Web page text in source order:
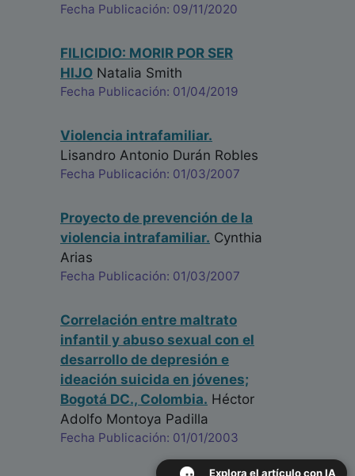
Fecha Publicación: 09/11/2020
FILICIDIO: MORIR POR SER
HIJO Natalia Smith
Fecha Publicación: 01/04/2019
Violencia intrafamiliar.
Lisandro Antonio Durán Robles
Fecha Publicación: 01/03/2007
Proyecto de prevención de la
violencia intrafamiliar. Cynthia
Arias
Fecha Publicación: 01/03/2007
Correlación entre maltrato
infantil y abuso sexual con el
desarrollo de depresión e
ideación suicida en jóvenes;
Bogotá DC., Colombia. Héctor
Adolfo Montoya Padilla
Fecha Publicación: 01/01/2003
Explora el artículo con IA